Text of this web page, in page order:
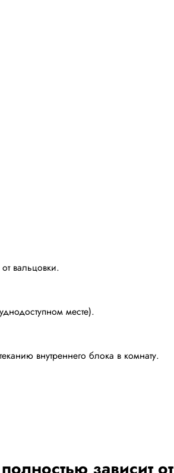
вальцовки.
месте).
внутреннего блока в комнату.